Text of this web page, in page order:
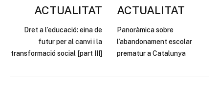
ACTUALITAT
Dret a l’educació: eina de
futur per al canvi i la
transformació social [part III]
ACTUALITAT
Panoràmica sobre
l’abandonament escolar
prematur a Catalunya